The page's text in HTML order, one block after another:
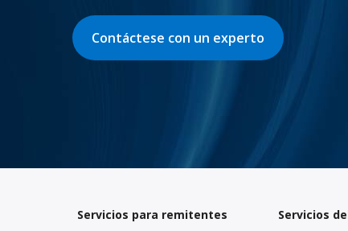
Contáctese con un experto
Servicios para remitentes Servicios